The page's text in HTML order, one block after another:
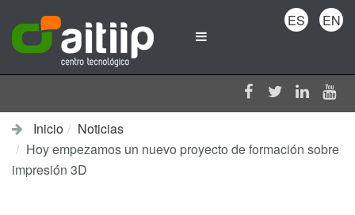
Inicio
Noticias
Hoy empezamos un nuevo proyecto de formación sobre
impresión 3D
ES EN